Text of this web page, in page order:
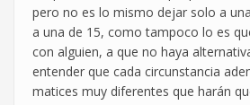
pero no es lo mismo dejar solo a
a una de 15, como tampoco lo es
con alguien, a que no haya
entender que cada circunstancia
matices muy diferentes que harán